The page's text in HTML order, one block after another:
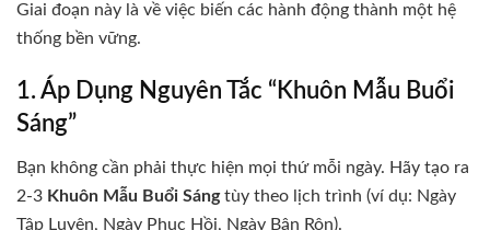
Giai đoạn này là về việc biến các hành động thành một hệ
thống bền vững.
1. Áp Dụng Nguyên Tắc “Khuôn Mẫu Buổi
Sáng”
Bạn không cần phải thực hiện mọi thứ mỗi ngày. Hãy tạo ra
2-3 Khuôn Mẫu Buổi Sángtùy theo lịch trình (ví dụ: Ngày
Tập Luyện, Ngày Phục Hồi, Ngày Bận Rộn).